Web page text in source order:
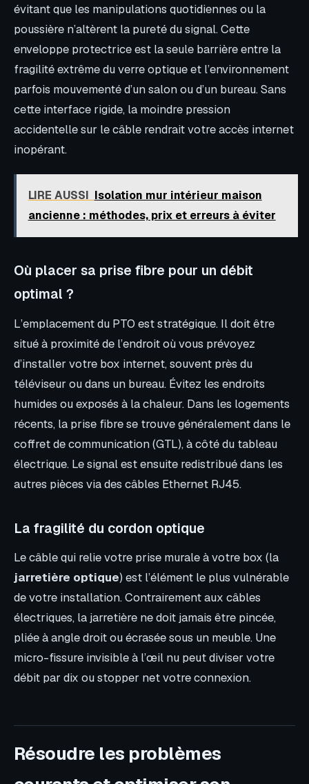
évitant que les manipulations quotidiennes ou la
poussière n’altèrent la pureté du signal. Cette
enveloppe protectrice est la seule barrière entre la
fragilité extrême du verre optique et l’environnement
parfois mouvementé d’un salon ou d’un bureau. Sans
cette interface rigide, la moindre pression
accidentelle sur le câble rendrait votre accès internet
inopérant.
LIRE AUSSI Isolation mur intérieur maison
ancienne : méthodes, prix et erreurs à éviter
Où placer sa prise fibre pour un débit
optimal ?
L’emplacement du PTO est stratégique. Il doit être
situé à proximité de l’endroit où vous prévoyez
d’installer votre box internet, souvent près du
téléviseur ou dans un bureau. Évitez les endroits
humides ou exposés à la chaleur. Dans les logements
récents, la prise fibre se trouve généralement dans le
coffret de communication (GTL), à côté du tableau
électrique. Le signal est ensuite redistribué dans les
autres pièces via des câbles Ethernet RJ45.
La fragilité du cordon optique
Le câble qui relie votre prise murale à votre box (la
jarretière optique) est l’élément le plus vulnérable
de votre installation. Contrairement aux câbles
électriques, la jarretière ne doit jamais être pincée,
pliée à angle droit ou écrasée sous un meuble. Une
micro-fissure invisible à l’œil nu peut diviser votre
débit par dix ou stopper net votre connexion.
Résoudre les problèmes